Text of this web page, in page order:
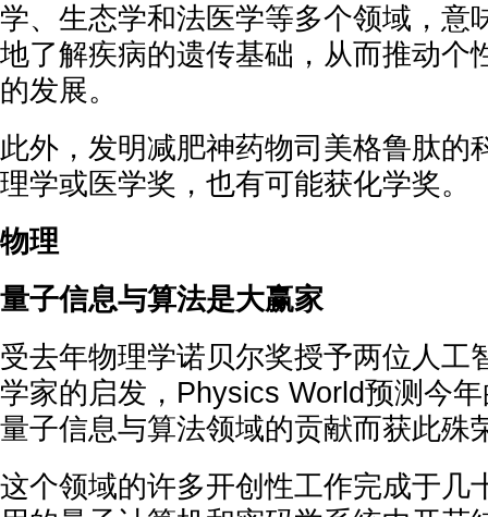
学、生态学和法医学等多个领域，意
地了解疾病的遗传基础，从而推动个
的发展。
此外，发明减肥神药物司美格鲁肽的
理学或医学奖，也有可能获化学奖。
物理
量子信息与算法是大赢家
受去年物理学诺贝尔奖授予两位人工
学家的启发，Physics World预测今
量子信息与算法领域的贡献而获此殊
这个领域的许多开创性工作完成于几